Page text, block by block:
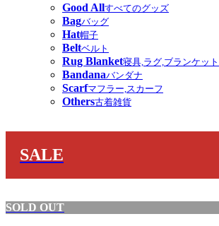
Good Allすべてのグッズ
Bagバッグ
Hat帽子
Beltベルト
Rug Blanket寝具,ラグ,ブランケット
Bandanaバンダナ
Scarfマフラー,スカーフ
Others古着雑貨
SALE
SOLD OUT